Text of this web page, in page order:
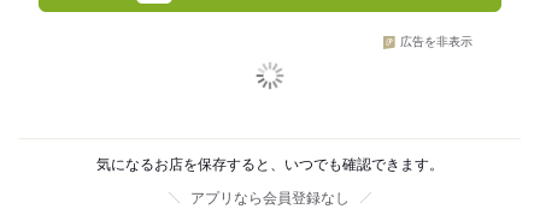
広告を非表示
気になるお店を保存すると、いつでも確認できます。
アプリなら会員登録なし